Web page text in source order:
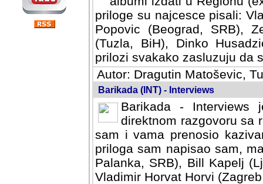
priloge su najcesce pisali:
Popovic (Beograd, SRB),
(Tuzla, BiH), Dinko
prilozi svakako zasluzuju da
Autor: Dragutin Matoševic,
Barikada (INT) - Interviews
Barikada -
direktnom razgovoru sa
sam i vama prenosio
priloga sam napisao sam,
Palanka, SRB), Bill Kapelj
Vladimir Horvat Horvi